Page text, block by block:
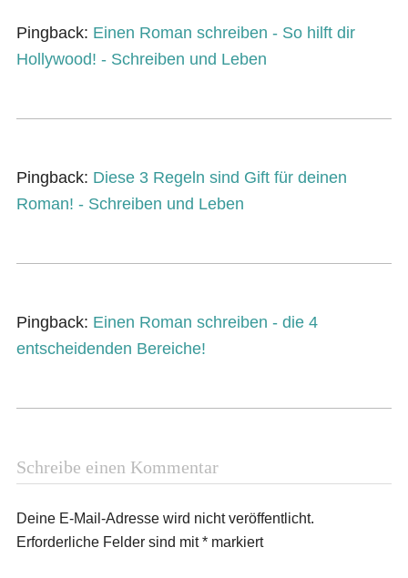
Pingback: Einen Roman schreiben - So hilft dir
Hollywood! - Schreiben und Leben
Pingback: Diese 3 Regeln sind Gift für deinen
Roman! - Schreiben und Leben
Pingback: Einen Roman schreiben - die 4
entscheidenden Bereiche!
Schreibe einen Kommentar
Deine E-Mail-Adresse wird nicht veröffentlicht.
Erforderliche Felder sind mit*markiert